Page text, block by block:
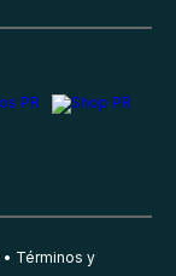
Términos y